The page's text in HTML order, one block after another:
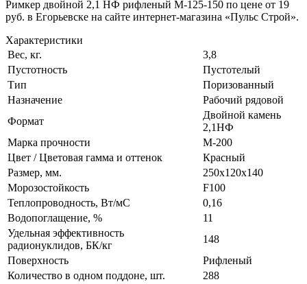
Римкер двойной 2,1 НФ рифленый М-125-150 по цене от 19
руб. в Егорьевске на сайте интернет-магазина «Пульс Строй».
Характеристики
Вес, кг.
3,8
Пустотность
Пустотелый
Тип
Поризованный
Назначение
Рабочий рядовой
Формат
Двойной камень
2,1НФ
Марка прочности
М-200
Цвет / Цветовая гамма и оттенок
Красный
Размер, мм.
250х120х140
Морозостойкость
F100
Теплопроводность, Вт/мC
0,16
Водопоглащение, %
11
Удельная эффективность
радионуклидов, БК/кг
148
Поверхность
Рифленый
Количество в одном поддоне, шт.
288